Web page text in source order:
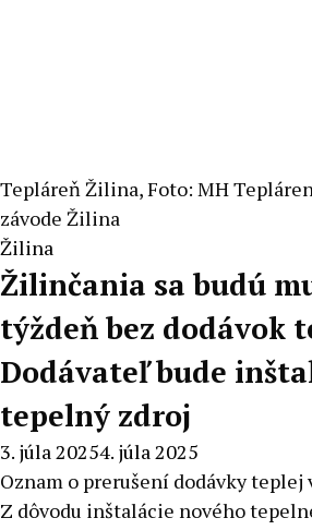
Tepláreň Žilina, Foto: MH
závode Žilina
Žilina
Žilinčania sa budú
týždeň bez dodávok
Dodávateľ bude
tepelný zdroj
3. júla 20254. júla 2025
Oznam o prerušení dodávky
Z dôvodu inštalácie nového